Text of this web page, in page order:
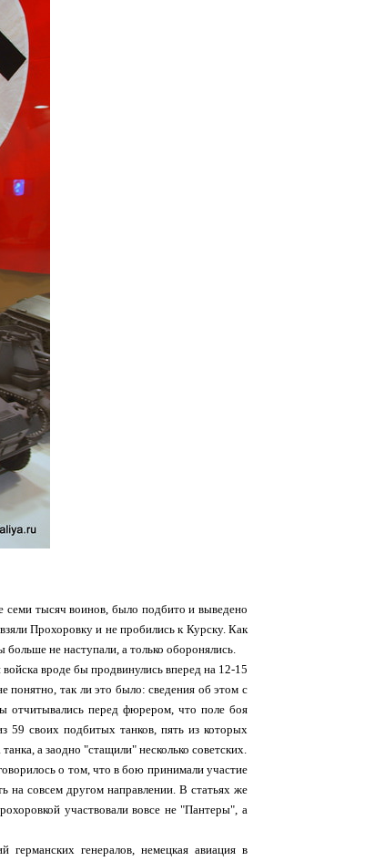
тысяч воинов, было подбито и выведено
Прохоровку и не пробились к Курску. Как
не наступали, а только оборонялись.
вроде бы продвинулись вперед на 12-15
понятно, так ли это было: сведения об этом с
отчитывались перед фюрером, что поле боя
59 своих подбитых танков, пять из которых
а заодно "стащили" несколько советских.
о том, что в бою принимали участие
на совсем другом направлении. В статьях же
участвовали вовсе не "Пантеры", а
генералов, немецкая авиация в